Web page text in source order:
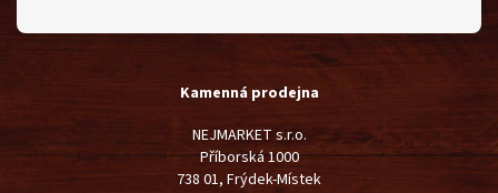
Kamenná prodejna
NEJMARKET s.r.o.
Příborská 1000
738 01, Frýdek-Místek